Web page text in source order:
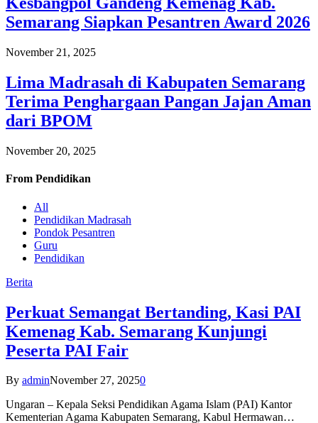
Semarang Siapkan Pesantren Award 2026
November 21, 2025
Lima Madrasah di Kabupaten Semarang
Terima Penghargaan Pangan Jajan Aman
dari BPOM
November 20, 2025
From Pendidikan
All
Pendidikan Madrasah
Pondok Pesantren
Guru
Pendidikan
Berita
Perkuat Semangat Bertanding, Kasi PAI
Kemenag Kab. Semarang Kunjungi
Peserta PAI Fair
By adminNovember 27, 20250
Ungaran – Kepala Seksi Pendidikan Agama Islam (PAI) Kantor
Kementerian Agama Kabupaten Semarang, Kabul Hermawan…